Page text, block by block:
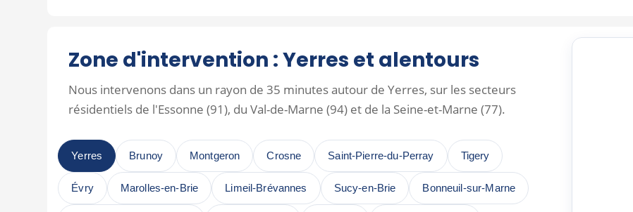
Zone d'intervention : Yerres et alentours
Nous intervenons dans un rayon de 35 minutes autour de Yerres, sur les secteurs
résidentiels de l'Essonne (91), du Val-de-Marne (94) et de la Seine-et-Marne (77).
Yerres Brunoy Montgeron Crosne Saint-Pierre-du-Perray Tigery
Évry Marolles-en-Brie Limeil-Brévannes Sucy-en-Brie Bonneuil-sur-Marne